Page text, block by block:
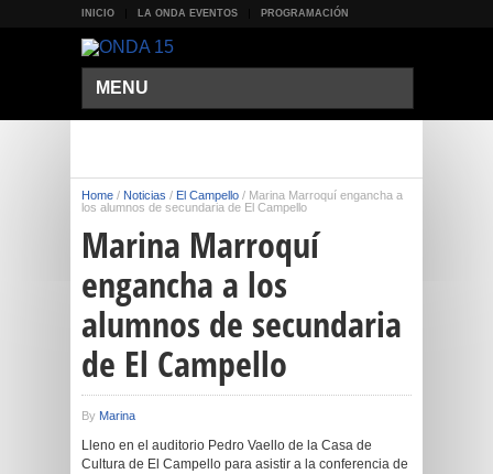
INICIO LA ONDA EVENTOS PROGRAMACIÓN
MENU
Home / Noticias / El Campello / Marina Marroquí engancha a
los alumnos de secundaria de El Campello
Marina Marroquí
engancha a los
alumnos de secundaria
de El Campello
By Marina
Lleno en el auditorio Pedro Vaello de la Casa de
Cultura de El Campello para asistir a la conferencia de